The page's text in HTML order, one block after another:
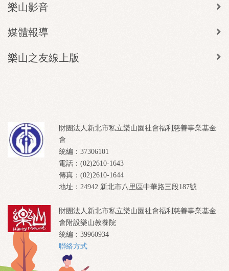
樂山影音
媒體報導
樂山之友線上版
財團法人新北市私立樂山園社會福利慈善事業基金
會
統編：37306101
電話：(02)2610-1643
傳真：(02)2610-1644
地址：24942 新北市八里區中華路三段187號
財團法人新北市私立樂山園社會福利慈善事業基金
會附設樂山教養院
統編：39960934
聯絡方式